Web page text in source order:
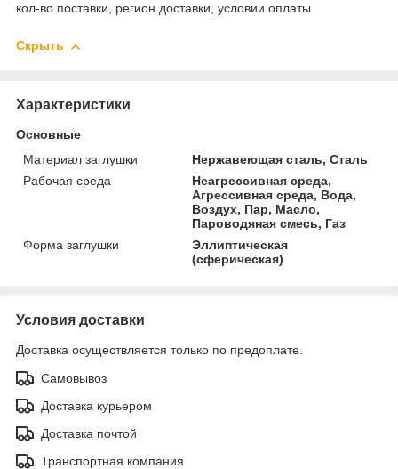
кол-во поставки, регион доставки, условии оплаты
Скрыть
Характеристики
Основные
Материал заглушки
Нержавеющая сталь, Сталь
Рабочая среда
Неагрессивная среда,
Агрессивная среда, Вода,
Воздух, Пар, Масло,
Пароводяная смесь, Газ
Форма заглушки
Эллиптическая
(сферическая)
Условия доставки
Доставка осуществляется только по предоплате.
Самовывоз
Доставка курьером
Доставка почтой
Транспортная компания